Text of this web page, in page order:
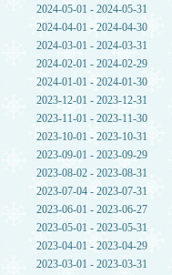
2024-05-01 - 2024-05-31
2024-04-01 - 2024-04-30
2024-03-01 - 2024-03-31
2024-02-01 - 2024-02-29
2024-01-01 - 2024-01-30
2023-12-01 - 2023-12-31
2023-11-01 - 2023-11-30
2023-10-01 - 2023-10-31
2023-09-01 - 2023-09-29
2023-08-02 - 2023-08-31
2023-07-04 - 2023-07-31
2023-06-01 - 2023-06-27
2023-05-01 - 2023-05-31
2023-04-01 - 2023-04-29
2023-03-01 - 2023-03-31